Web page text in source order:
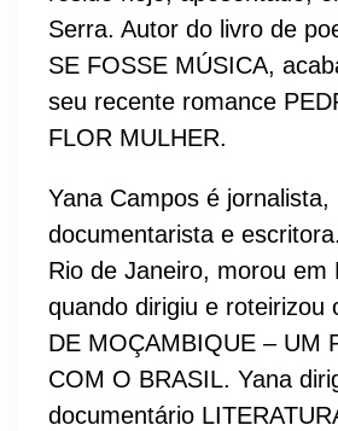
Serra. Autor do livro de
SE FOSSE MÚSICA,
seu recente romance
FLOR MULHER.
Yana Campos é jornalista,
documentarista e
Rio de Janeiro, morou em
quando dirigiu e roteirizou
DE MOÇAMBIQUE – UM
COM O BRASIL. Yana
documentário